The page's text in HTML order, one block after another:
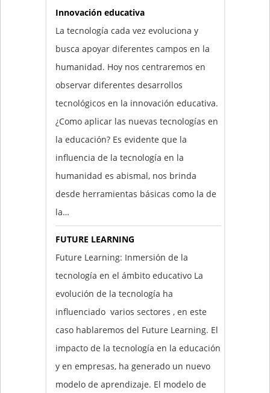
Innovación educativa
La tecnología cada vez evoluciona y
busca apoyar diferentes campos en la
humanidad. Hoy nos centraremos en
observar diferentes desarrollos
tecnológicos en la innovación educativa.
¿Como aplicar las nuevas tecnologías en
la educación? Es evidente que la
influencia de la tecnología en la
humanidad es abismal, nos brinda
desde herramientas básicas como la de
la…
FUTURE LEARNING
Future Learning: Inmersión de la
tecnología en el ámbito educativo La
evolución de la tecnología ha
influenciado varios sectores , en este
caso hablaremos del Future Learning. El
impacto de la tecnología en la educación
y en empresas, ha generado un nuevo
modelo de aprendizaje. El modelo de